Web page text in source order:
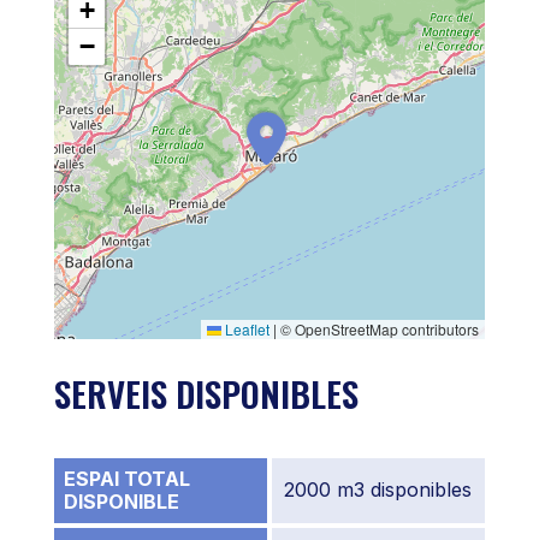
+
−
Leaflet | © OpenStreetMap contributors
SERVEIS DISPONIBLES
ESPAI TOTAL
DISPONIBLE
2000 m3 disponibles